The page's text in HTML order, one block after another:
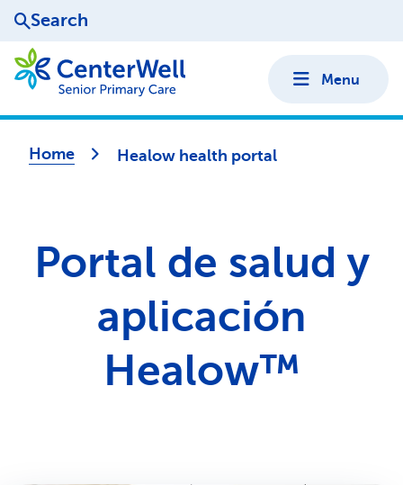
Search
Menu
Home Healow health portal
Portal de salud y
aplicación
Healow™